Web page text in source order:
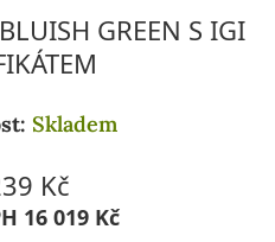
GREEN S IGI
Skladem
Kč
16 019 Kč